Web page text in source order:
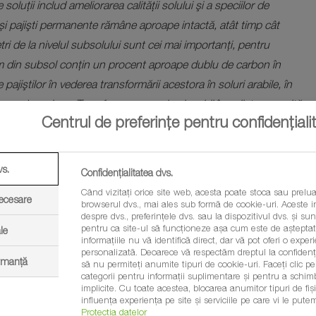
soluţii includ ameliorarea calităţii solului şi a speciilor de
pajişti permanente rămâne aproape intactă, atât timp cât
de la nivelul subsolului sunt cei mai importanţi, pentru
din subsol conţin un procent aproape dublu de carbon în
în vederea transformării acestora în soluri arabile, în
de carbon. Transformarea unui sol arabil în pajiște necesită
procentului de carbon al unei pajiști permanente”, mai
al SCDP Vaslui.
carbonului, precum și al schimbărilor climatice.
în mod ecologic funcția plantelor și capacitatea de
măsură de îmbunătățire a acesteia va duce la fixarea
în cercetarea și dezvoltarea pajiștilor, precum și în
și prin faptul că unitatea are în derulare proiectul
Centrul de preferințe pentru
Confidențialitatea dvs.
Când vizitați orice site web, acesta poate stoca sau
browserul dvs., mai ales sub formă de cookie-uri. Aceste
despre dvs., preferințele dvs. sau la dispozitivul dvs. și
pentru ca site-ul să funcționeze așa cum este de
informațiile nu vă identifică direct, dar vă pot oferi o
personalizată. Deoarece vă respectăm dreptul la
să nu permiteți anumite tipuri de cookie-uri. Faceți clic
categorii pentru informații suplimentare și pentru a
implicite. Cu toate acestea, blocarea anumitor tipuri de
influența experiența pe site și serviciile pe care vi le
Protecția datelor